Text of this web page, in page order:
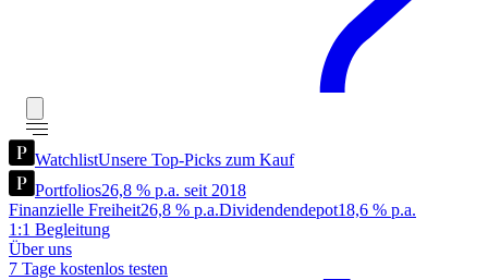
WatchlistUnsere Top-Picks zum Kauf
Portfolios26,8 % p.a. seit 2018
Finanzielle Freiheit26,8 % p.a.Dividendendepot18,6 % p.a.
1:1 Begleitung
Über uns
7 Tage kostenlos testen